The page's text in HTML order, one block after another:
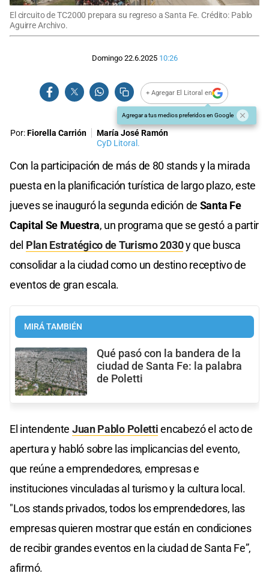
El circuito de TC2000 prepara su regreso a Santa Fe. Crédito: Pablo
Aguirre Archivo.
Domingo 22.6.2025 10:26
+ Agregar El Litoral en
Agregar a tus medios preferidos en Google
Por:Fiorella Carrión
María José Ramón
CyD Litoral.
Con la participación de más de 80 stands y la mirada
puesta en la planificación turística de largo plazo, este
jueves se inauguró la segunda edición de Santa Fe
Capital Se Muestra, un programa que se gestó a partir
del Plan Estratégico de Turismo 2030y que busca
consolidar a la ciudad como un destino receptivo de
eventos de gran escala.
MIRÁ TAMBIÉN
Qué pasó con la bandera de la
ciudad de Santa Fe: la palabra
de Poletti
El intendente Juan Pablo Polettiencabezó el acto de
apertura y habló sobre las implicancias del evento,
que reúne a emprendedores, empresas e
instituciones vinculadas al turismo y la cultura local.
"Los stands privados, todos los emprendedores, las
empresas quieren mostrar que están en condiciones
de recibir grandes eventos en la ciudad de Santa Fe”,
afirmó.